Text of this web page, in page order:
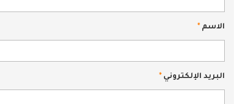
الاسم *
البريد الإلكتروني *